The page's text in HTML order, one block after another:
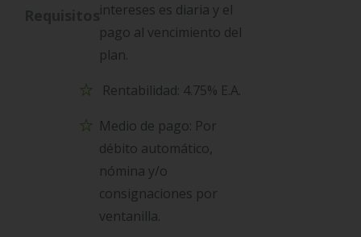
intereses es diaria y el
pago al vencimiento del
plan.
Rentabilidad: 4.75% E.A.
Medio de pago: Por
débito automático,
nómina y/o
consignaciones por
ventanilla.